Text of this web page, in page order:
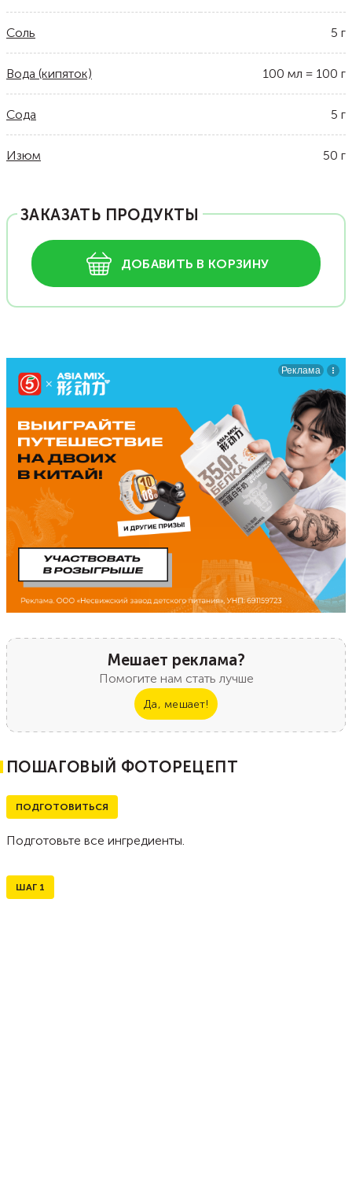
Соль 5 г
Вода (кипяток) 100 мл = 100 г
Сода 5 г
Изюм 50 г
ЗАКАЗАТЬ ПРОДУКТЫ
ДОБАВИТЬ В КОРЗИНУ
Мешает реклама?
Помогите нам стать лучше
Да, мешает!
ПОШАГОВЫЙ ФОТОРЕЦЕПТ
ПОДГОТОВИТЬСЯ
Подготовьте все ингредиенты.
ШАГ 1